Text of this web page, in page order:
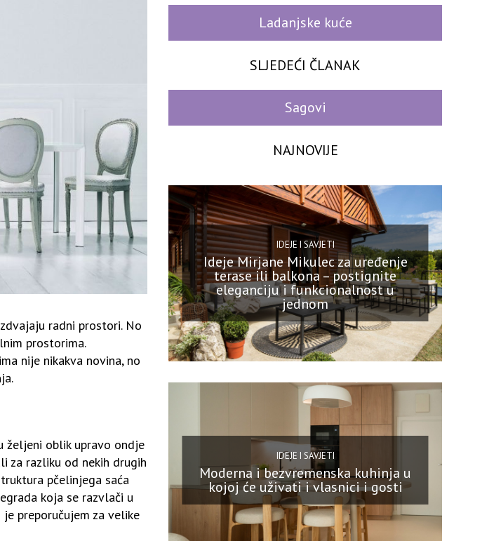
radni prostori. No
prostorima.
nije nikakva novina, no
željeni oblik upravo ondje
za razliku od nekih drugih
pčelinjega saća
koja se razvlači u
preporučujem za velike
Ladanjske kuće
SLJEDEĆI ČLANAK
Sagovi
NAJNOVIJE
IDEJE I SAVJETI
Ideje Mirjane Mikulec za uređenje
terase ili balkona – postignite
eleganciju i funkcionalnost u
jednom
IDEJE I SAVJETI
Moderna i bezvremenska kuhinja u
kojoj će uživati i vlasnici i gosti